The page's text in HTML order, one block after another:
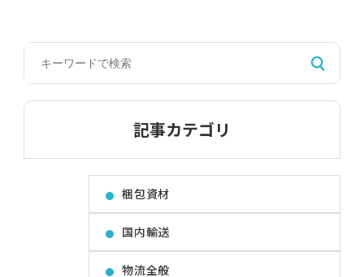
記事カテゴリ
梱包資材
国内輸送
物流全般